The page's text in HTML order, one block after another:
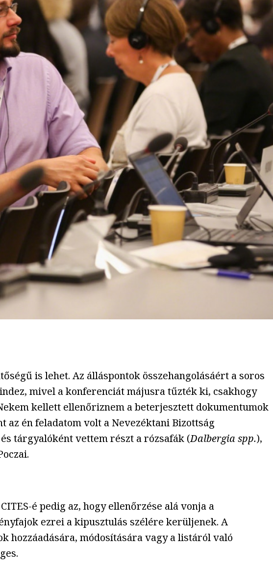
is lehet. Az álláspontok összehangolásáért a soros
mivel a konferenciát májusra tűzték ki, csakhogy
kellett ellenőriznem a beterjesztett dokumentumok
én feladatom volt a Nevezéktani Bizottság
tárgyalóként vettem részt a rózsafák (Dalbergia spp.),
CITES-é pedig az, hogy ellenőrzése alá vonja a
ezrei a kipusztulás szélére kerüljenek. A
hozzáadására, módosítására vagy a listáról való